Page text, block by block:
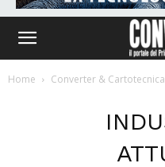
Home Converter & Cartotecnica